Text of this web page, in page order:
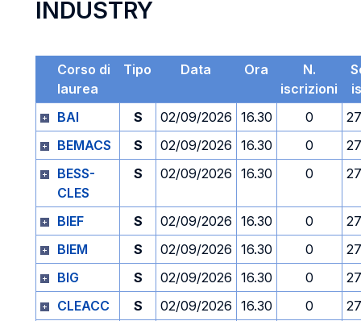
INDUSTRY
Corso di
laurea
Tipo Data Ora
N.
iscrizioni
BAI
S 02/09/2026 16.30 0
BEMACS
S 02/09/2026 16.30 0
BESS-
CLES
S 02/09/2026 16.30 0
BIEF S 02/09/2026 16.30 0
BIEM
S 02/09/2026 16.30 0
BIG
S 02/09/2026 16.30 0
CLEACC
S 02/09/2026 16.30 0